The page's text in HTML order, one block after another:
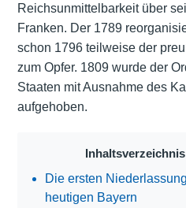
Reichsunmittelbarkeit über
Franken. Der 1789
schon 1796 teilweise der
zum Opfer. 1809 wurde der
Staaten mit Ausnahme des
aufgehoben.
Inhaltsverzeichnis
Die ersten
heutigen Bayern